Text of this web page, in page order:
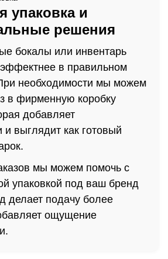
упаковка и
решения
бокалы или инвентарь
в правильном
необходимости мы можем
в фирменную коробку
добавляет
и выглядит как готовый
мы можем помочь с
упаковкой под ваш бренд
делает подачу более
ощущение